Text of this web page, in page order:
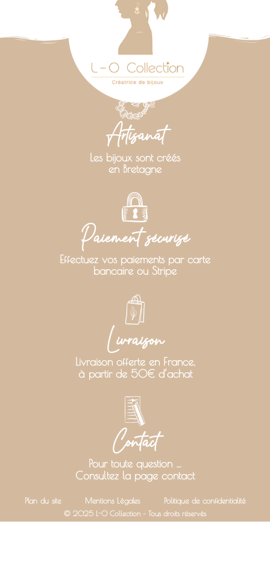
Artisanat
Les bijoux sont créés
en Bretagne
Paiement sécurisé
Effectuez vos paiements par carte
bancaire ou Stripe
Livraison
Livraison offerte en France,
à partir de 50€ d’achat
Contact
Pour toute question …
Consultez la page contact
Plan du site Mentions Légales Politique de confidentialité
© 2025 L-O Collection – Tous droits réservés